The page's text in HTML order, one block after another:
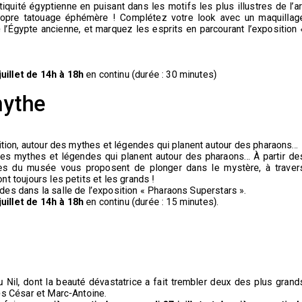
égyptienne en puisant dans les motifs les plus illustres de
tatouage éphémère ! Complétez votre look avec un
ancienne, et marquez les esprits en parcourant l’exposition
de 14h à 18h en continu (durée : 30 minutes)
autour des mythes et légendes qui planent autour des pharaons...
mythes et légendes qui planent autour des pharaons… À partir
du musée vous proposent de plonger dans le mystère, à
toujours les petits et les grands !
dans la salle de l’exposition « Pharaons Superstars ».
de 14h à 18h en continu (durée : 15 minutes).
Nil, dont la beauté dévastatrice a fait trembler deux des plus
César et Marc-Antoine.